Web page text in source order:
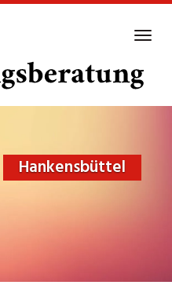
Hankensbüttel